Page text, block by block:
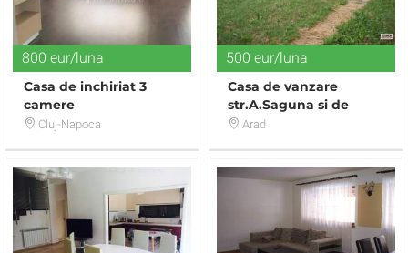
800 eur/luna
Casa de inchiriat 3
camere
Cluj-Napoca
500 eur/luna
Casa de vanzare
str.A.Saguna si de
inchiriat
Arad